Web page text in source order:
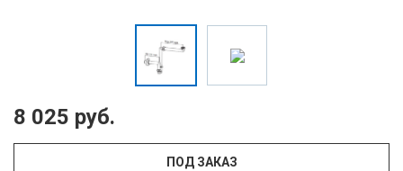
8 025 руб.
ПОД ЗАКАЗ